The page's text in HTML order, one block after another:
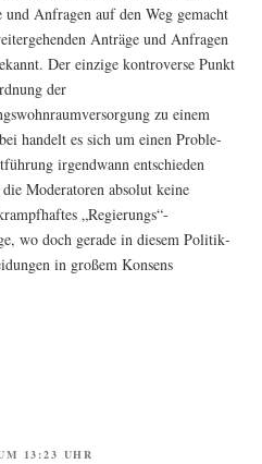
Anfra­gen auf den Weg gemacht
Anträ­ge und Anfra­gen
Der ein­zi­ge kon­tro­ver­se Punkt
der
zu einem
han­delt es sich um einen Pro­b­le­
irgend­wann ent­schie­den
Mode­ra­to­ren abso­lut kei­ne
„Regierungs“-
wo doch gera­de in die­sem Poli­tik­
in gro­ßem Kon­sens
13:23 UHR